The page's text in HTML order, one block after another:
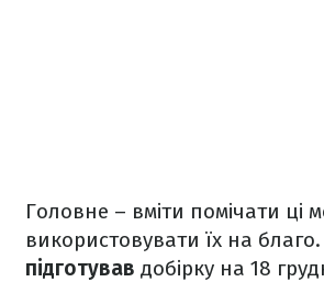
Головне – вміти помічати ці
використовувати їх на благо.
підготував добірку на 18